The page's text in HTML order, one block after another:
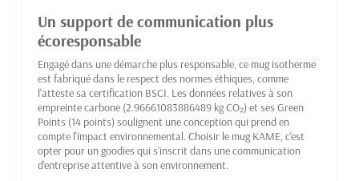
Un support de communication plus
écoresponsable
Engagé dans une démarche plus responsable, ce mug isotherme
est fabriqué dans le respect des normes éthiques, comme
l'atteste sa certification BSCI. Les données relatives à son
empreinte carbone (2.96661083886489 kg CO₂) et ses Green
Points (14 points) soulignent une conception qui prend en
compte l'impact environnemental. Choisir le mug KAME, c'est
opter pour un goodies qui s'inscrit dans une communication
d'entreprise attentive à son environnement.